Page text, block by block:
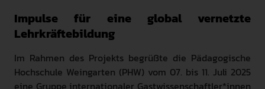
Impulse für eine global vernetzte
Lehrkräftebildung
Im Rahmen des Projekts begrüßte die Pädagogische
Hochschule Weingarten (PHW) vom 07. bis 11. Juli 2025
eine Gruppe internationaler Gastwissenschaftler*innen